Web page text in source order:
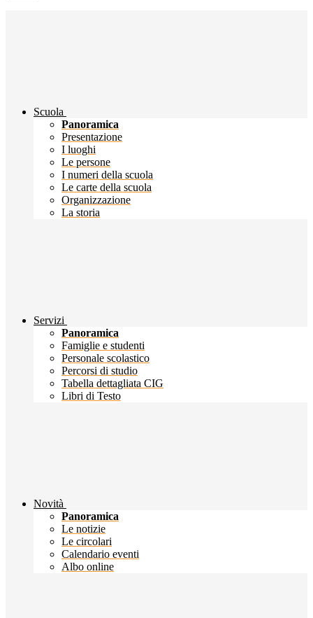
Scuola
Panoramica
Presentazione
I luoghi
Le persone
I numeri della scuola
Le carte della scuola
Organizzazione
La storia
Servizi
Panoramica
Famiglie e studenti
Personale scolastico
Percorsi di studio
Tabella dettagliata CIG
Libri di Testo
Novità
Panoramica
Le notizie
Le circolari
Calendario eventi
Albo online